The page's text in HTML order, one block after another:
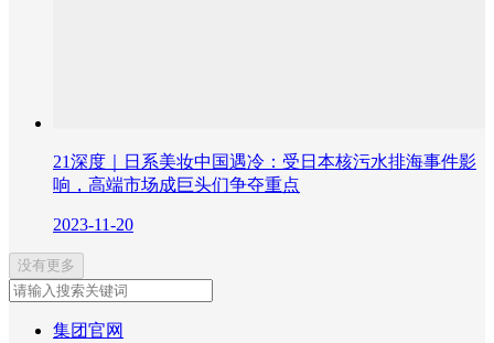
21深度｜日系美妆中国遇冷：受日本核污水排海事件影
响，高端市场成巨头们争夺重点
2023-11-20
没有更多
集团官网